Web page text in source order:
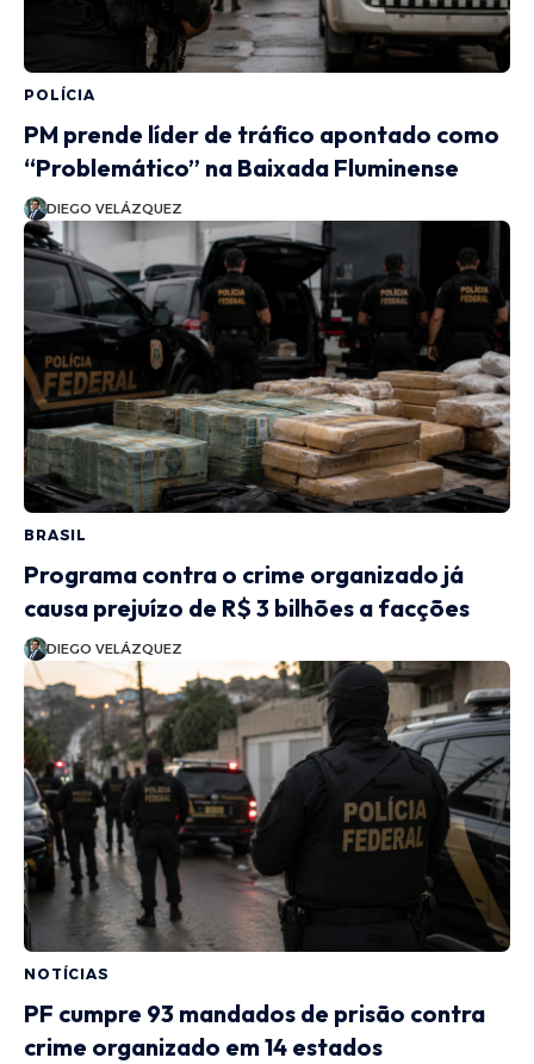
POLÍCIA
PM prende líder de tráfico apontado como
“Problemático” na Baixada Fluminense
DIEGO VELÁZQUEZ
BRASIL
Programa contra o crime organizado já
causa prejuízo de R$ 3 bilhões a facções
DIEGO VELÁZQUEZ
NOTÍCIAS
PF cumpre 93 mandados de prisão contra
crime organizado em 14 estados